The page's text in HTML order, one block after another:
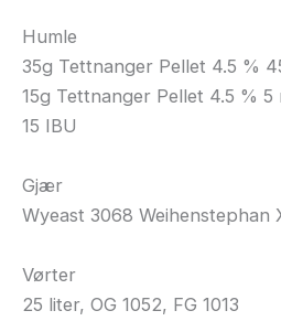
Humle
35g Tettnanger Pellet 4.5 %
15g Tettnanger Pellet 4.5 % 5
15 IBU
Gjær
Wyeast 3068 Weihenstephan
Vørter
25 liter, OG 1052, FG 1013